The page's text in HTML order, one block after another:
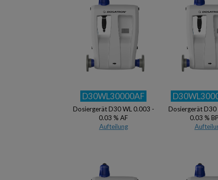
D30WL30000AF
Dosiergerät D30 WL 0.003 -
0.03 % AF
Aufteilung
Dosiergerät D30
0.03 %